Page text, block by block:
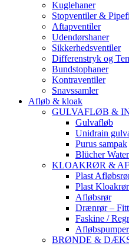
Kuglehaner
Stopventiler &
Aftapventiler
Udendørshaner
Sikkerhedsventiler
Differenstryk og
Bundstophaner
Kontraventiler
Snavssamler
Afløb & kloak
GULVAFLØB &
Gulvafløb
Unidrain
Purus sampak
Blücher
KLOAKRØR &
Plast
Plast
Afløbsrør
Drænrør –
Faskine /
Afløbspumper
BRØNDE &